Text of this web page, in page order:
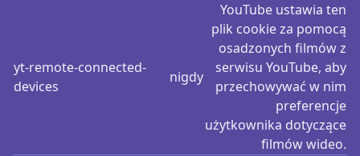
yt-remote-connected-
devices
nigdy
YouTube ustawia ten
plik cookie za pomocą
osadzonych filmów z
serwisu YouTube, aby
przechowywać w nim
preferencje
użytkownika dotyczące
filmów wideo.